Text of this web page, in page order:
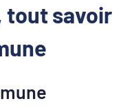
tout savoir